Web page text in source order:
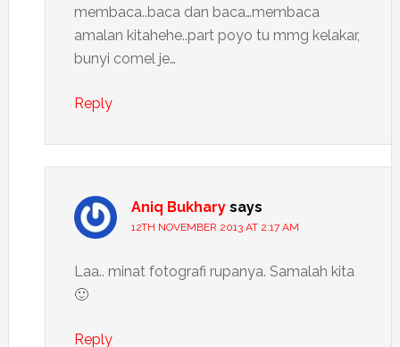
membaca..baca dan baca…membaca
amalan kitahehe..part poyo tu mmg kelakar,
bunyi comel je…
Reply
Aniq Bukhary says
12TH NOVEMBER 2013 AT 2:17 AM
Laa.. minat fotografi rupanya. Samalah kita
🙂
Reply